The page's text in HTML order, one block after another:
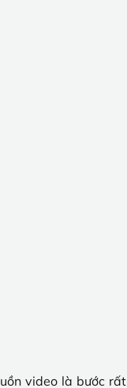
video là bước rất